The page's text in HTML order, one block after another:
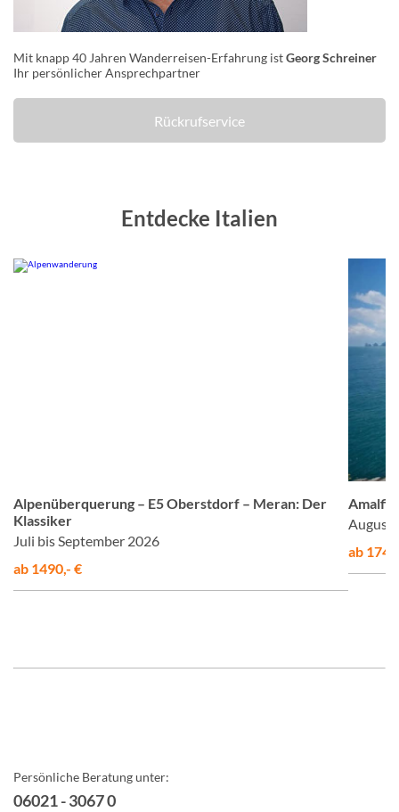
Mit knapp 40 Jahren Wanderreisen-Erfahrung istGeorg Schreiner
Ihr persönlicher Ansprechpartner
Rückrufservice
Entdecke Italien
Alpenüberquerung – E5 Oberstdorf – Meran: Der
Klassiker
Juli bis September 2026
ab 1490,- €
Amalfis
August
ab
Persönliche Beratung unter:
06021 - 3067 0